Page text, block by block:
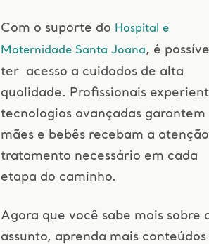
Com o suporte do Hospital e
Maternidade Santa Joana, é
ter acesso a cuidados de alta
qualidade. Profissionais
tecnologias avançadas garantem
mães e bebês recebam a
tratamento necessário em cada
etapa do caminho.
Agora que você sabe mais sobre
assunto, aprenda mais conteúdos